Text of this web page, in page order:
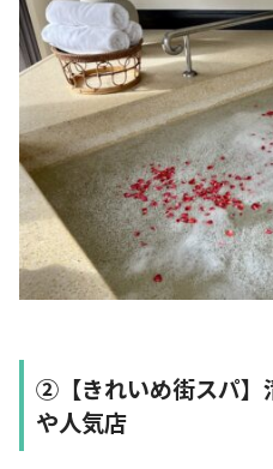
②【きれいめ街スパ】
や人気店